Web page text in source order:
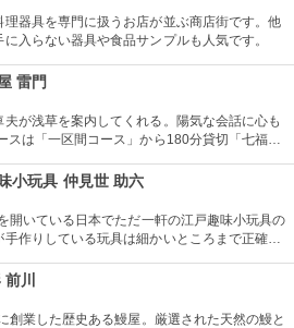
理器具を専門に扱うお店が並ぶ商店街です。他
入らない器具や食品サンプルも人気です。
雷門
夫が浅草を案内してくれる。陽気な会話に心も
スは「一区間コース」から180分貸切「七福神
小玩具 仲見世 助六
開いている日本でただ一軒の江戸趣味小玩具の
作りしている玩具は細かいところまで正確に
川
創業した歴史ある鰻屋。厳選された天然の鰻と